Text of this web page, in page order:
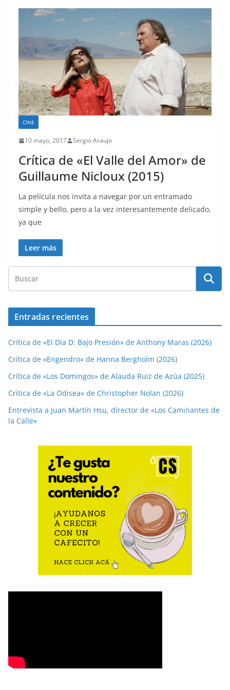
CINE
10 mayo, 2017 Sergio Araujo
Crítica de «El Valle del Amor» de
Guillaume Nicloux (2015)
La película nos invita a navegar por un entramado
simple y bello, pero a la vez interesantemente delicado,
ya que
Leer más
Entradas recientes
Crítica de «El Día D: Bajo Presión» de Anthony Maras (2026)
Crítica de «Engendro» de Hanna Bergholm (2026)
Crítica de «Los Domingos» de Alauda Ruiz de Azúa (2025)
Crítica de «La Odisea» de Christopher Nolan (2026)
Entrevista a Juan Martín Hsu, director de «Los Caminantes de
la Calle»